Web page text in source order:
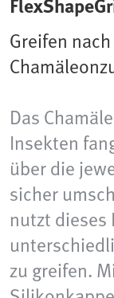
Greifen
Das
Insekten
über die
sicher
nutzt dieses
zu greifen.